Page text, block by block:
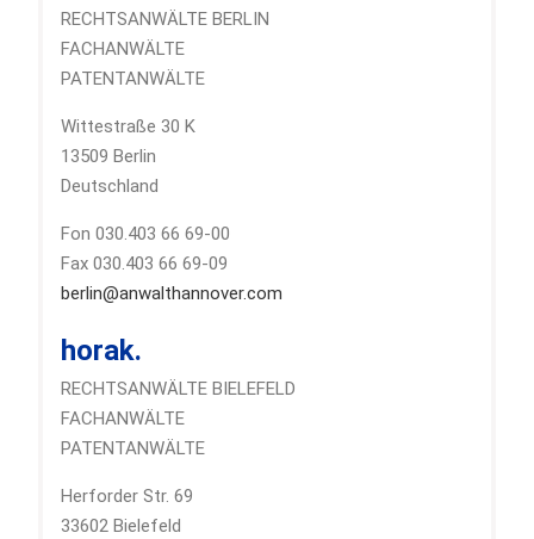
RECHTSANWÄLTE BERLIN
FACHANWÄLTE
PATENTANWÄLTE
Wittestraße 30 K
13509 Berlin
Deutschland
Fon 030.403 66 69-00
Fax 030.403 66 69-09
berlin@anwalthannover.com
horak.
RECHTSANWÄLTE BIELEFELD
FACHANWÄLTE
PATENTANWÄLTE
Herforder Str. 69
33602 Bielefeld